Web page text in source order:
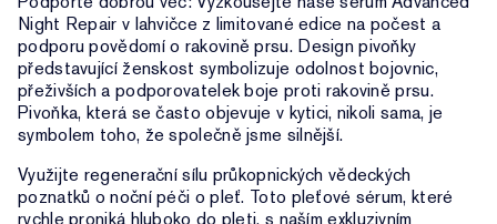
Night Repair v lahvičce z limitované edice na počest a
podporu povědomí o rakovině prsu. Design pivoňky
představující ženskost symbolizuje odolnost bojovnic,
přeživších a podporovatelek boje proti rakovině prsu.
Pivoňka, která se často objevuje v kytici, nikoli sama, je
symbolem toho, že společně jsme silnější.
Využijte regenerační sílu průkopnických vědeckých
poznatků o noční péči o pleť. Toto pleťové sérum, které
rychle proniká hluboko do pleti, s naším exkluzivním